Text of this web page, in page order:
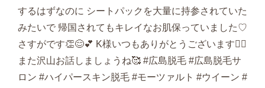
するはずなのに シートパックを大量に持参されていた
みたいで 帰国されてもキレイなお肌保っていました♡
さすがです👏😊💕 K様いつもありがとうございます🙇‍♀️
また沢山お話しましょうね🥰 #広島脱毛 #広島脱毛サ
ロン #ハイパースキン脱毛 #モーツァルト #ウイーン #